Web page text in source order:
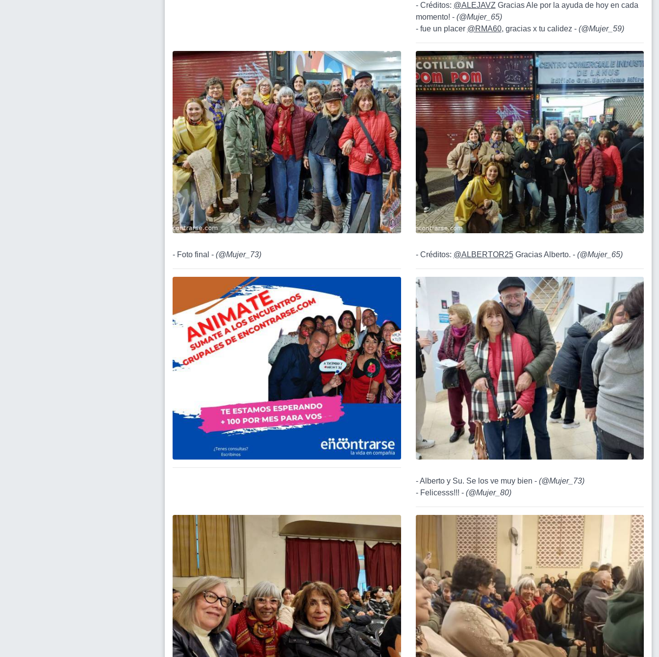
- Créditos: @ALEJAVZ Gracias Ale por la ayuda de hoy en cada
momento! - (@Mujer_65)
- fue un placer @RMA60, gracias x tu calidez - (@Mujer_59)
- Foto final - (@Mujer_73) - Créditos: @ALBERTOR25Gracias Alberto. - (@Mujer_65)
- Alberto y Su. Se los ve muy bien - (@Mujer_73)
- Felicesss!!! - (@Mujer_80)